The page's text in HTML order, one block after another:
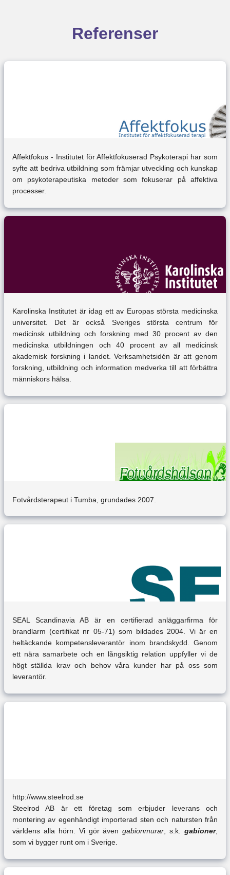
Referenser
Affektfokus - Institutet för Affektfokuserad Psykoterapi har som
syfte att bedriva utbildning som främjar utveckling och kunskap
om psykoterapeutiska metoder som fokuserar på affektiva
processer.
Karolinska Institutet är idag ett av Europas största medicinska
universitet. Det är också Sveriges största centrum för
medicinsk utbildning och forskning med 30 procent av den
medicinska utbildningen och 40 procent av all medicinsk
akademisk forskning i landet. Verksamhetsidén är att genom
forskning, utbildning och information medverka till att förbättra
människors hälsa.
Fotvårdsterapeut i Tumba, grundades 2007.
SEAL Scandinavia AB är en certifierad anläggarfirma för
brandlarm (certifikat nr 05-71) som bildades 2004. Vi är en
heltäckande kompetensleverantör inom brandskydd. Genom
ett nära samarbete och en långsiktig relation uppfyller vi de
högt ställda krav och behov våra kunder har på oss som
leverantör.
http://www.steelrod.se
Steelrod AB är ett företag som erbjuder leverans och
montering av egenhändigt importerad sten och natursten från
världens alla hörn. Vi gör ävengabionmurar, s.k. gabioner,
som vi bygger runt om i Sverige.